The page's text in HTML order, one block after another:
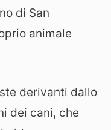
di San
animale
derivanti dallo
dei cani, che